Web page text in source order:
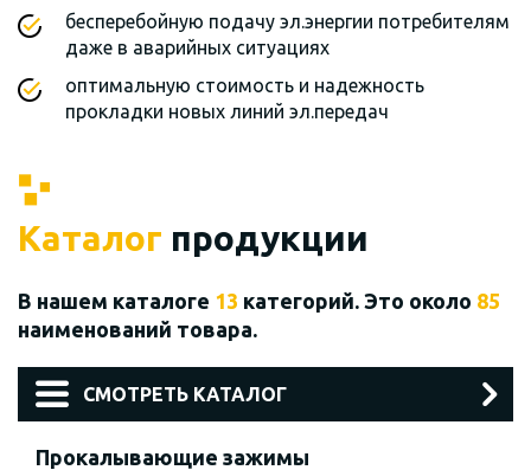
бесперебойную подачу эл.энергии потребителям
даже в аварийных ситуациях
оптимальную стоимость и надежность
прокладки новых линий эл.передач
Каталог продукции
В нашем каталоге 13 категорий. Это около 85
наименований товара.
СМОТРЕТЬ КАТАЛОГ
Прокалывающие зажимы